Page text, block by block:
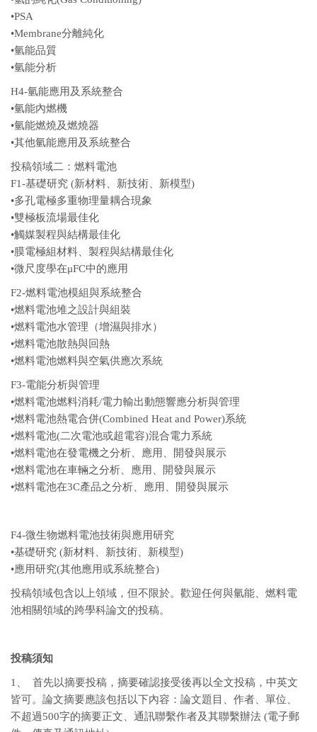
•PSA
•Membrane分離純化
•氫能品質
•氫能分析
H4-氫能應用及系統整合
•氫能內燃機
•氫能燃燒及燃燒器
•其他氫能應用及系統整合
投稿領域二：燃料電池
F1-基礎研究 (新材料、新技術、新模型)
•多孔電極多重物理量耦合現象
•雙極板流場最佳化
•觸媒製程與結構最佳化
•膜電極組材料、製程與結構最佳化
•微尺度學在μFC中的應用
F2-燃料電池模組與系統整合
•燃料電池堆之設計與組裝
•燃料電池水管理（增濕與排水）
•燃料電池散熱與回熱
•燃料電池燃料與空氣供應次系統
F3-電能分析與管理
•燃料電池燃料消耗/電力輸出動態響應分析與管理
•燃料電池熱電合併(Combined Heat and Power)系統
•燃料電池(二次電池或超電容)混合電力系統
•燃料電池在發電機之分析、應用、開發與展示
•燃料電池在車輛之分析、應用、開發與展示
•燃料電池在3C產品之分析、應用、開發與展示
F4-微生物燃料電池技術與應用研究
•基礎研究 (新材料、新技術、新模型)
•應用研究(其他應用或系統整合)
投稿領域包含以上領域，但不限於。歡迎任何與氫能、燃料電
池相關領域的跨學科論文的投稿。
投稿須知
1、 首先以摘要投稿，摘要確認接受後再以全文投稿，中英文
皆可。論文摘要應該包括以下內容：論文題目、作者、單位、
不超過500字的摘要正文、通訊聯繫作者及其聯繫辦法 (電子郵